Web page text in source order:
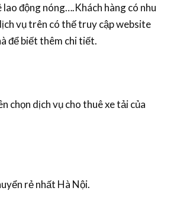
động nóng….Khách hàng có nhu
vụ trên có thế truy cập website
để biết thêm chi tiết.
chọn dịch vụ cho thuê xe tải của
rẻ nhất Hà Nội.